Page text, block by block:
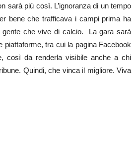
sarà più così. L’ignoranza di un tempo
bene che trafficava i campi prima ha
gente che vive di calcio. La gara sarà
tra cui la pagina Facebook
così da renderla visibile anche a chi
Quindi, che vinca il migliore. Viva